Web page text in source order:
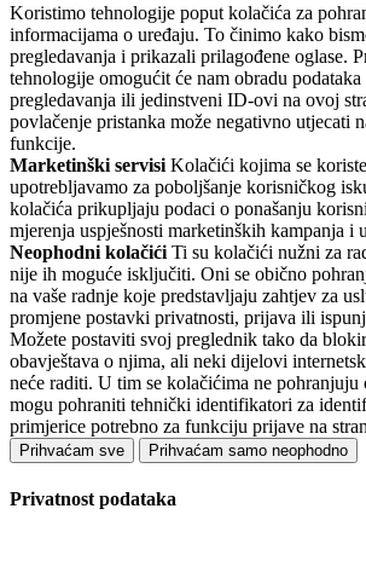
Koristimo tehnologije poput kolačića za
informacijama o uređaju. To činimo kako
pregledavanja i prikazali prilagođene oglase.
tehnologije omogućit će nam obradu podataka
pregledavanja ili jedinstveni ID-ovi na ovoj
povlačenje pristanka može negativno utjecati
funkcije.
Marketinški servisi Kolačići kojima se
upotrebljavamo za poboljšanje korisničkog
kolačića prikupljaju podaci o ponašanju
mjerenja uspješnosti marketinških kampanja i
Neophodni kolačići Ti su kolačići nužni za
nije ih moguće isključiti. Oni se obično
na vaše radnje koje predstavljaju zahtjev za
promjene postavki privatnosti, prijava ili
Možete postaviti svoj preglednik tako da
obavještava o njima, ali neki dijelovi
neće raditi. U tim se kolačićima ne pohranjuju
mogu pohraniti tehnički identifikatori za
primjerice potrebno za funkciju prijave na
Prihvaćam sve Prihvaćam samo neophodno
Privatnost podataka